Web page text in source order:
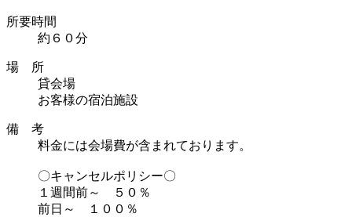
所要時間
約６０分
場 所
貸会場
お客様の宿泊施設
備 考
料金には会場費が含まれております。
〇キャンセルポリシー〇
１週間前～ ５０％
前日～ １００％